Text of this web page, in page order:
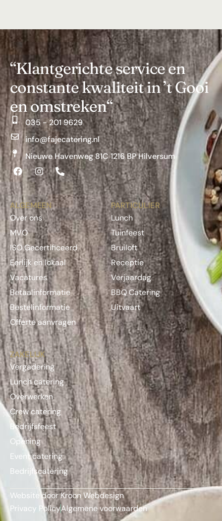
“Klantgerichte service en
constante kwaliteit in ’t Gooi
en omstreken“
035 - 201 9629
info@fajecatering.nl
Nieuwe Havenweg 81C 1216 BP Hilversum
ALGEMEEN
Over ons
MVO
ISO Gecertificeerd
Eerlijk en lokaal
Vacatures
Betaalinformatie
Bestelinformatie
Offerte aanvragen
PARTICULIER
Lunch
Tuinfeest
Bruiloft
Receptie
Verjaardag
BBQ Catering
Uitvaart
ZAKELIJK
Vergadering
Lunch catering
Overwerken
Crew catering
Bedrijfsfeest
Opening
Event catering
Bedrijfscatering
Website door Kroon Webdesign
Privacy PolicyAlgemene voorwaarden